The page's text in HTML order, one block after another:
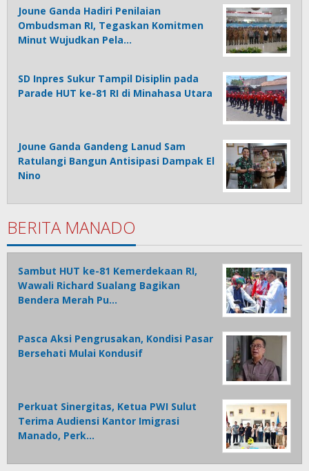
Joune Ganda Hadiri Penilaian
Ombudsman RI, Tegaskan Komitmen
Minut Wujudkan Pela…
SD Inpres Sukur Tampil Disiplin pada
Parade HUT ke-81 RI di Minahasa Utara
Joune Ganda Gandeng Lanud Sam
Ratulangi Bangun Antisipasi Dampak El
Nino
BERITA MANADO
Sambut HUT ke-81 Kemerdekaan RI,
Wawali Richard Sualang Bagikan
Bendera Merah Pu…
Pasca Aksi Pengrusakan, Kondisi Pasar
Bersehati Mulai Kondusif
Perkuat Sinergitas, Ketua PWI Sulut
Terima Audiensi Kantor Imigrasi
Manado, Perk…